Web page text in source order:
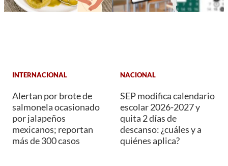
INTERNACIONAL
Alertan por brote de
salmonela ocasionado
por jalapeños
mexicanos; reportan
más de 300 casos
NACIONAL
SEP modifica calendario
escolar 2026-2027 y
quita 2 días de
descanso: ¿cuáles y a
quiénes aplica?